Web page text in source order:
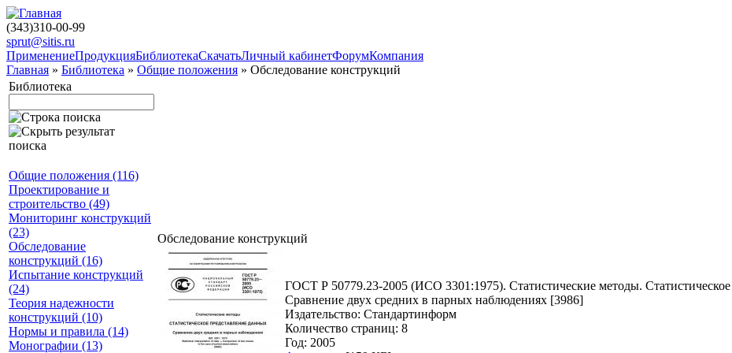
(343)310-00-99
sprut@sitis.ru
ПрименениеПродукцияБиблиотекаСкачатьЛичный кабинетФорумКомпания
Главная » Библиотека » Общие положения » Обследование конструкций
Библиотека
Общие положения (116)
Проектирование и
строительство (49)
Мониторинг конструкций
(23)
Обследование
конструкций (16)
Испытание конструкций
(24)
Теория надежности
конструкций (10)
Нормы и правила (14)
Монографии (13)
Обследование конструкций
ГОСТ Р 50779.23-2005 (ИСО 3301:1975). Статистические методы.
Сравнение двух средних в парных наблюдениях [3986]
Издательство: Стандартинформ
Количество страниц: 8
Год: 2005